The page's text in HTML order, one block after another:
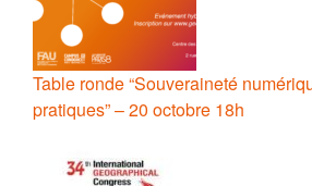
Table ronde “Souveraineté
pratiques” – 20 octobre 18h